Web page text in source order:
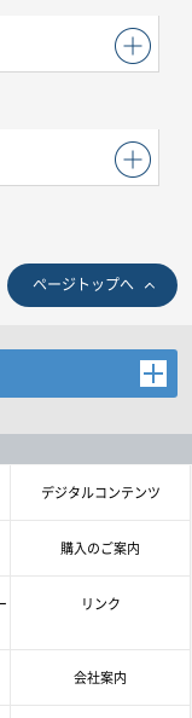
ページトップへ
てください。
デジタルコンテンツ
購入のご案内
リンク
会社案内